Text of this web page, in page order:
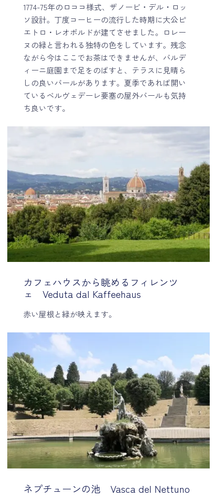
1774-75年のロココ様式、ザノービ・デル・ロッ
ソ設計。丁度コーヒーの流行した時期に大公ピ
エトロ・レオポルドが建てさせました。ロレー
ヌの緑と言われる独特の色をしています。残念
ながら今はここでお茶はできませんが、バルデ
ィーニ庭園まで足をのばすと、テラスに見晴ら
しの良いバールがあります。夏季であれば開い
ているベルヴェデーレ要塞の屋外バールも気持
ち良いです。
カフェハウスから眺めるフィレンツ
ェ Veduta dal Kaffeehaus
赤い屋根と緑が映えます。
ネプチューンの池 Vasca del Nettuno